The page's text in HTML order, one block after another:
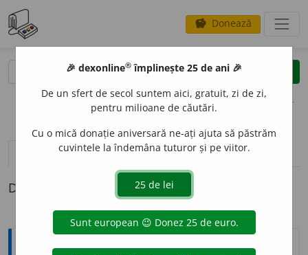
savings Donează
clear
opțiuni
definiții (1)
Definiția cu ID-ul 343655:
Explicative DEX
🎉 dexonline® împlinește 25 de ani 🎉
De un sfert de secol suntem aici, gratuit, zi de zi,
pentru milioane de căutări.
Cu o mică donație aniversară ne-ați ajuta să păstrăm
cuvintele la îndemâna tuturor și pe viitor.